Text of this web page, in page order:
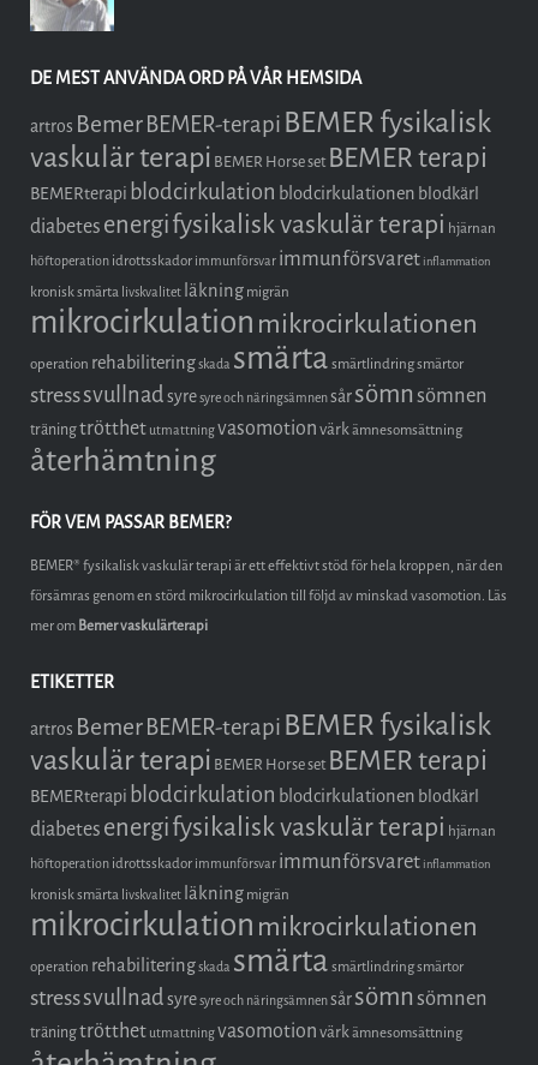
DE MEST ANVÄNDA ORD PÅ VÅR HEMSIDA
artros BemerBEMER-terapi BEMER fysikalisk
vaskulär terapi BEMER Horse set BEMER terapi
BEMERterapi blodcirkulation blodcirkulationen blodkärl
diabetesenergifysikalisk vaskulär terapi hjärnan
höftoperation idrottsskador immunförsvar immunförsvaret inflammation
kronisk smärta livskvalitet läkningmigrän
mikrocirkulation mikrocirkulationen
operation rehabiliteringskada smärtasmärtlindringsmärtor
stresssvullnadsyresyre och näringsämnensårsömnsömnen
träningtrötthet utmattningvasomotionvärkämnesomsättning
återhämtning
FÖR VEM PASSAR BEMER?
BEMER® fysikalisk vaskulär terapi är ett effektivt stöd för hela kroppen, när den
försämras genom en störd mikrocirkulation till följd av minskad vasomotion. Läs
mer omBemer vaskulärterapi
ETIKETTER
artros BemerBEMER-terapi BEMER fysikalisk
vaskulär terapi BEMER Horse set BEMER terapi
BEMERterapi blodcirkulation blodcirkulationen blodkärl
diabetesenergifysikalisk vaskulär terapi hjärnan
höftoperation idrottsskador immunförsvar immunförsvaret inflammation
kronisk smärta livskvalitet läkningmigrän
mikrocirkulation mikrocirkulationen
operation rehabiliteringskada smärtasmärtlindringsmärtor
stresssvullnadsyresyre och näringsämnensårsömnsömnen
träningtrötthet utmattningvasomotionvärkämnesomsättning